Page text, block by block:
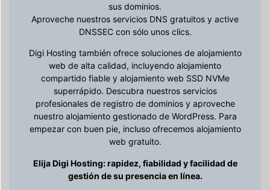
sus dominios.
Aproveche nuestros servicios DNS gratuitos y active
DNSSEC con sólo unos clics.
Digi Hosting también ofrece soluciones de alojamiento
web de alta calidad, incluyendo alojamiento
compartido fiable y alojamiento web SSD NVMe
superrápido. Descubra nuestros servicios
profesionales de registro de dominios y aproveche
nuestro alojamiento gestionado de WordPress. Para
empezar con buen pie, incluso ofrecemos alojamiento
web gratuito.
Elija Digi Hosting: rapidez, fiabilidad y facilidad de
gestión de su presencia en línea.